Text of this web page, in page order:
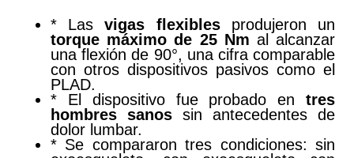
* Lasvigas flexiblesprodujeron un
torque máximo de 25 Nm al alcanzar
una flexión de 90°, una cifra comparable
con otros dispositivos pasivos como el
PLAD.
* El dispositivo fue probado en tres
hombres sanos sin antecedentes de
dolor lumbar.
* Se compararon tres condiciones: sin